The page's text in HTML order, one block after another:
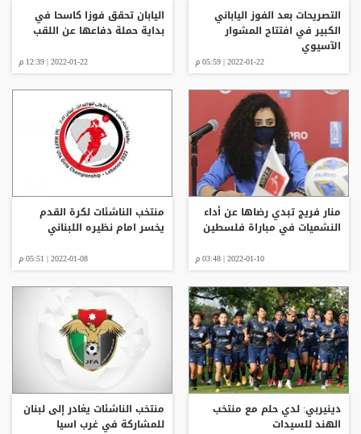
التصريحات بعد الفوز الياباني
الكبير في افتتاح المشوار
الآسيوي
2022-01-22 | 05:59 م
اليابان تحقق فوزا كاسحا في
بداية حملة دفاعها عن اللقب
2022-01-22 | 12:39 م
منار فريج تبدي رضاها عن أداء
النشميات في مباراة فلسطين
2022-01-10 | 03:48 م
منتخب الناشئات لكرة القدم
يخسر امام نظيره اللبناني
2022-01-08 | 05:51 م
دينيربي: لدي حلم مع منتخب
الهند للسيدات
منتخب الناشئات يغادر إلى لبنان
للمشاركة في غرب اسيا